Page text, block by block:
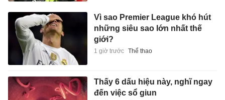
Vì sao Premier League khó hút
những siêu sao lớn nhất thế
giới?
1 giờ trước Thể thao
Thấy 6 dấu hiệu này, nghĩ ngay
đến việc sổ giun